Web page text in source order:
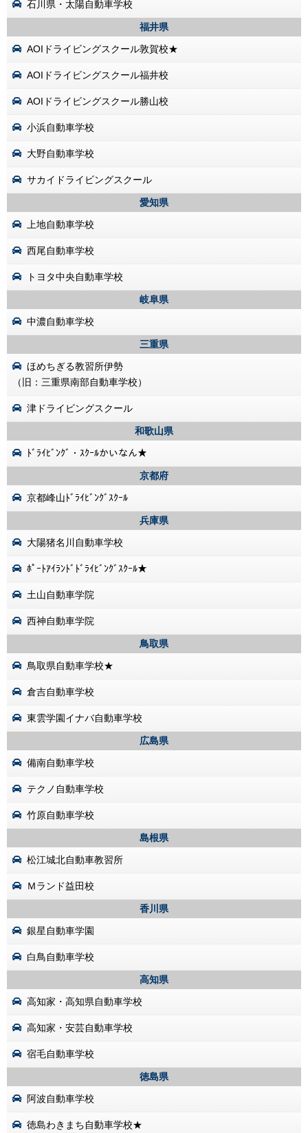
石川県・太陽自動車学校
福井県
AOIドライビングスクール敦賀校★
AOIドライビングスクール福井校
AOIドライビングスクール勝山校
小浜自動車学校
大野自動車学校
サカイドライビングスクール
愛知県
上地自動車学校
西尾自動車学校
トヨタ中央自動車学校
岐阜県
中濃自動車学校
三重県
ほめちぎる教習所伊勢
（旧：三重県南部自動車学校）
津ドライビングスクール
和歌山県
ﾄﾞﾗｲﾋﾞﾝｸﾞ・ｽｸｰﾙかいなん★
京都府
京都峰山ﾄﾞﾗｲﾋﾞﾝｸﾞｽｸｰﾙ
兵庫県
大陽猪名川自動車学校
ﾎﾟｰﾄｱｲﾗﾝﾄﾞﾄﾞﾗｲﾋﾞﾝｸﾞｽｸｰﾙ★
土山自動車学院
西神自動車学院
鳥取県
鳥取県自動車学校★
倉吉自動車学校
東雲学園イナバ自動車学校
広島県
備南自動車学校
テクノ自動車学校
竹原自動車学校
島根県
松江城北自動車教習所
Ｍランド益田校
香川県
銀星自動車学園
白鳥自動車学校
高知県
高知家・高知県自動車学校
高知家・安芸自動車学校
宿毛自動車学校
徳島県
阿波自動車学校
徳島わきまち自動車学校★